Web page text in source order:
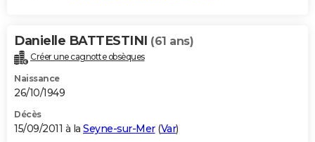
Danielle BATTESTINI (61 ans)
Créer une cagnotte obsèques
Naissance
26/10/1949
Décès
15/09/2011 à la Seyne-sur-Mer(Var)